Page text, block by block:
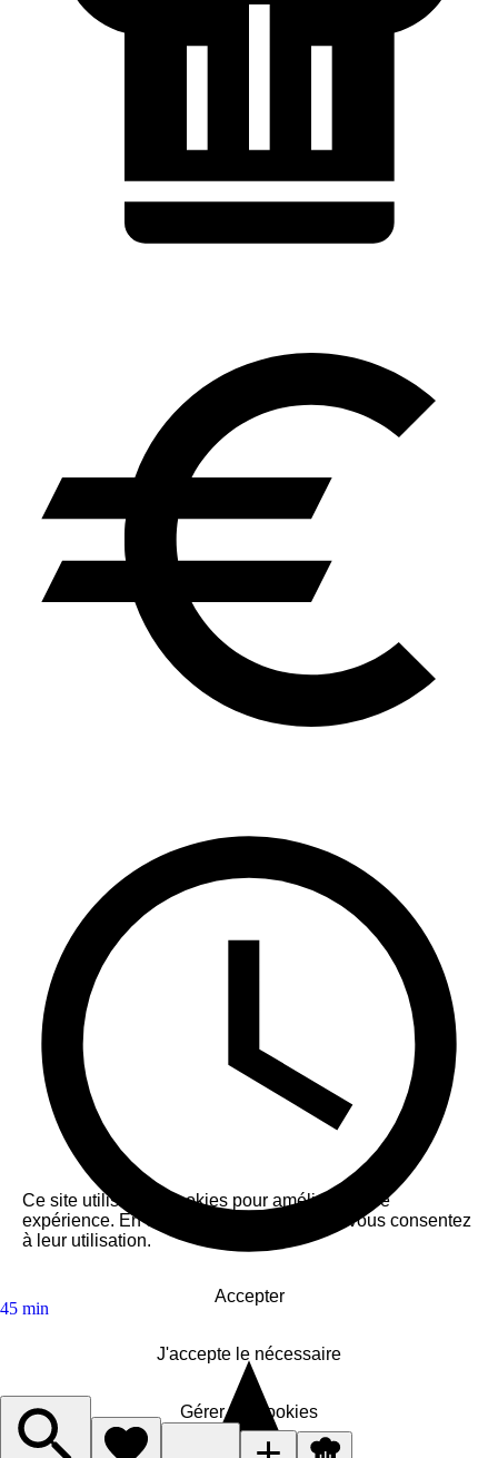
45 min
Ce site utilise des cookies pour améliorer votre
expérience. En cliquant sur « Accepter », vous consentez
à leur utilisation.
Accepter
J'accepte le nécessaire
Gérer les cookies